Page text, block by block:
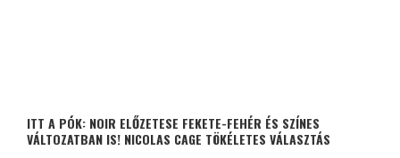
ITT A PÓK: NOIR ELŐZETESE FEKETE-FEHÉR ÉS SZÍNES
VÁLTOZATBAN IS! NICOLAS CAGE TÖKÉLETES VÁLASZTÁS